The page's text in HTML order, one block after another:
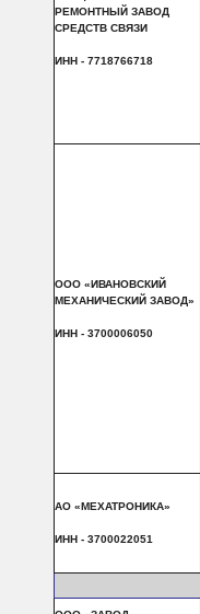
РЕМОНТНЫЙ ЗАВОД
СРЕДСТВ СВЯЗИ
ИНН - 7718766718
ООО «ИВАНОВСКИЙ
МЕХАНИЧЕСКИЙ ЗАВОД»
ИНН - 3700006050
АО «МЕХАТРОНИКА»
ИНН - 3700022051